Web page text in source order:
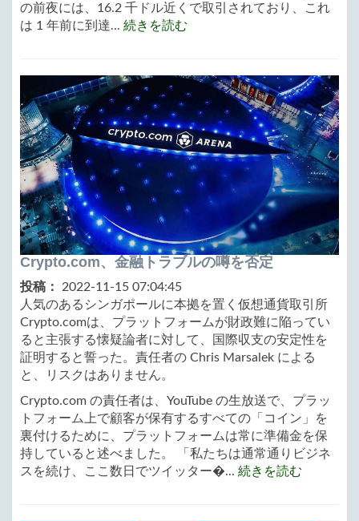
の前夜には、16.2 千ドル近くで取引されており、これ
は 1 年前に到達... 続きを読む
Crypto.com、金融トラブルの噂を否定
投稿：
2022-11-15 07:04:45
人気のあるシンガポールに本拠を置く仮想通貨取引所
Crypto.comは、プラットフォームが財政難に陥ってい
ると主張する懐疑論者に対して、国際収支の安定性を
証明すると誓った。責任者の Chris Marsalek による
と、リスクはありません。
Crypto.com の責任者は、YouTube の生放送で、プラッ
トフォーム上で顧客が保有するすべての「コイン」を
裏付けるために、プラットフォームは常に準備金を保
持していると述べました。 「私たちは通常通りビジネ
スを続け、ここ数日でツイッター�... 続きを読む